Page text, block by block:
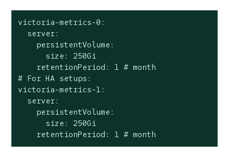
victoria-metrics-0:
  server:
    persistentVolume:
      size: 250Gi
    retentionPeriod: 1 # month
# For HA setups:
victoria-metrics-1:
  server:
    persistentVolume:
      size: 250Gi
    retentionPeriod: 1 # month